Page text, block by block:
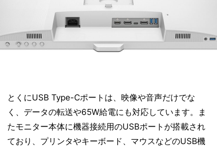
とくにUSB Type-Cポートは、映像や音声だけでな
く、データの転送や65W給電にも対応しています。ま
たモニター本体に機器接続用のUSBポートが搭載され
ており、プリンタやキーボード、マウスなどのUSB機